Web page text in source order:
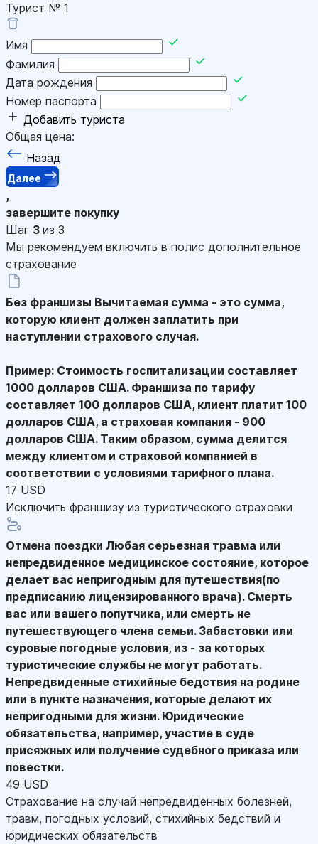
Турист № 1
Имя
Фамилия
Дата рождения
Номер паспорта
Добавить туриста
Общая цена:
Назад
Далее
,
завершите покупку
Шаг 3 из 3
Мы рекомендуем включить в полис дополнительное
страхование
Без франшизы Вычитаемая сумма - это сумма,
которую клиент должен заплатить при
наступлении страхового случая.
Пример: Стоимость госпитализации составляет
1000 долларов США. Франшиза по тарифу
составляет 100 долларов США, клиент платит 100
долларов США, а страховая компания - 900
долларов США. Таким образом, сумма делится
между клиентом и страховой компанией в
соответствии с условиями тарифного плана.
17 USD
Исключить франшизу из туристического страховки
Отмена поездки Любая серьезная травма или
непредвиденное медицинское состояние, которое
делает вас непригодным для путешествия(по
предписанию лицензированного врача). Смерть
вас или вашего попутчика, или смерть не
путешествующего члена семьи. Забастовки или
суровые погодные условия, из - за которых
туристические службы не могут работать.
Непредвиденные стихийные бедствия на родине
или в пункте назначения, которые делают их
непригодными для жизни. Юридические
обязательства, например, участие в суде
присяжных или получение судебного приказа или
повестки.
49 USD
Страхование на случай непредвиденных болезней,
травм, погодных условий, стихийных бедствий и
юридических обязательств